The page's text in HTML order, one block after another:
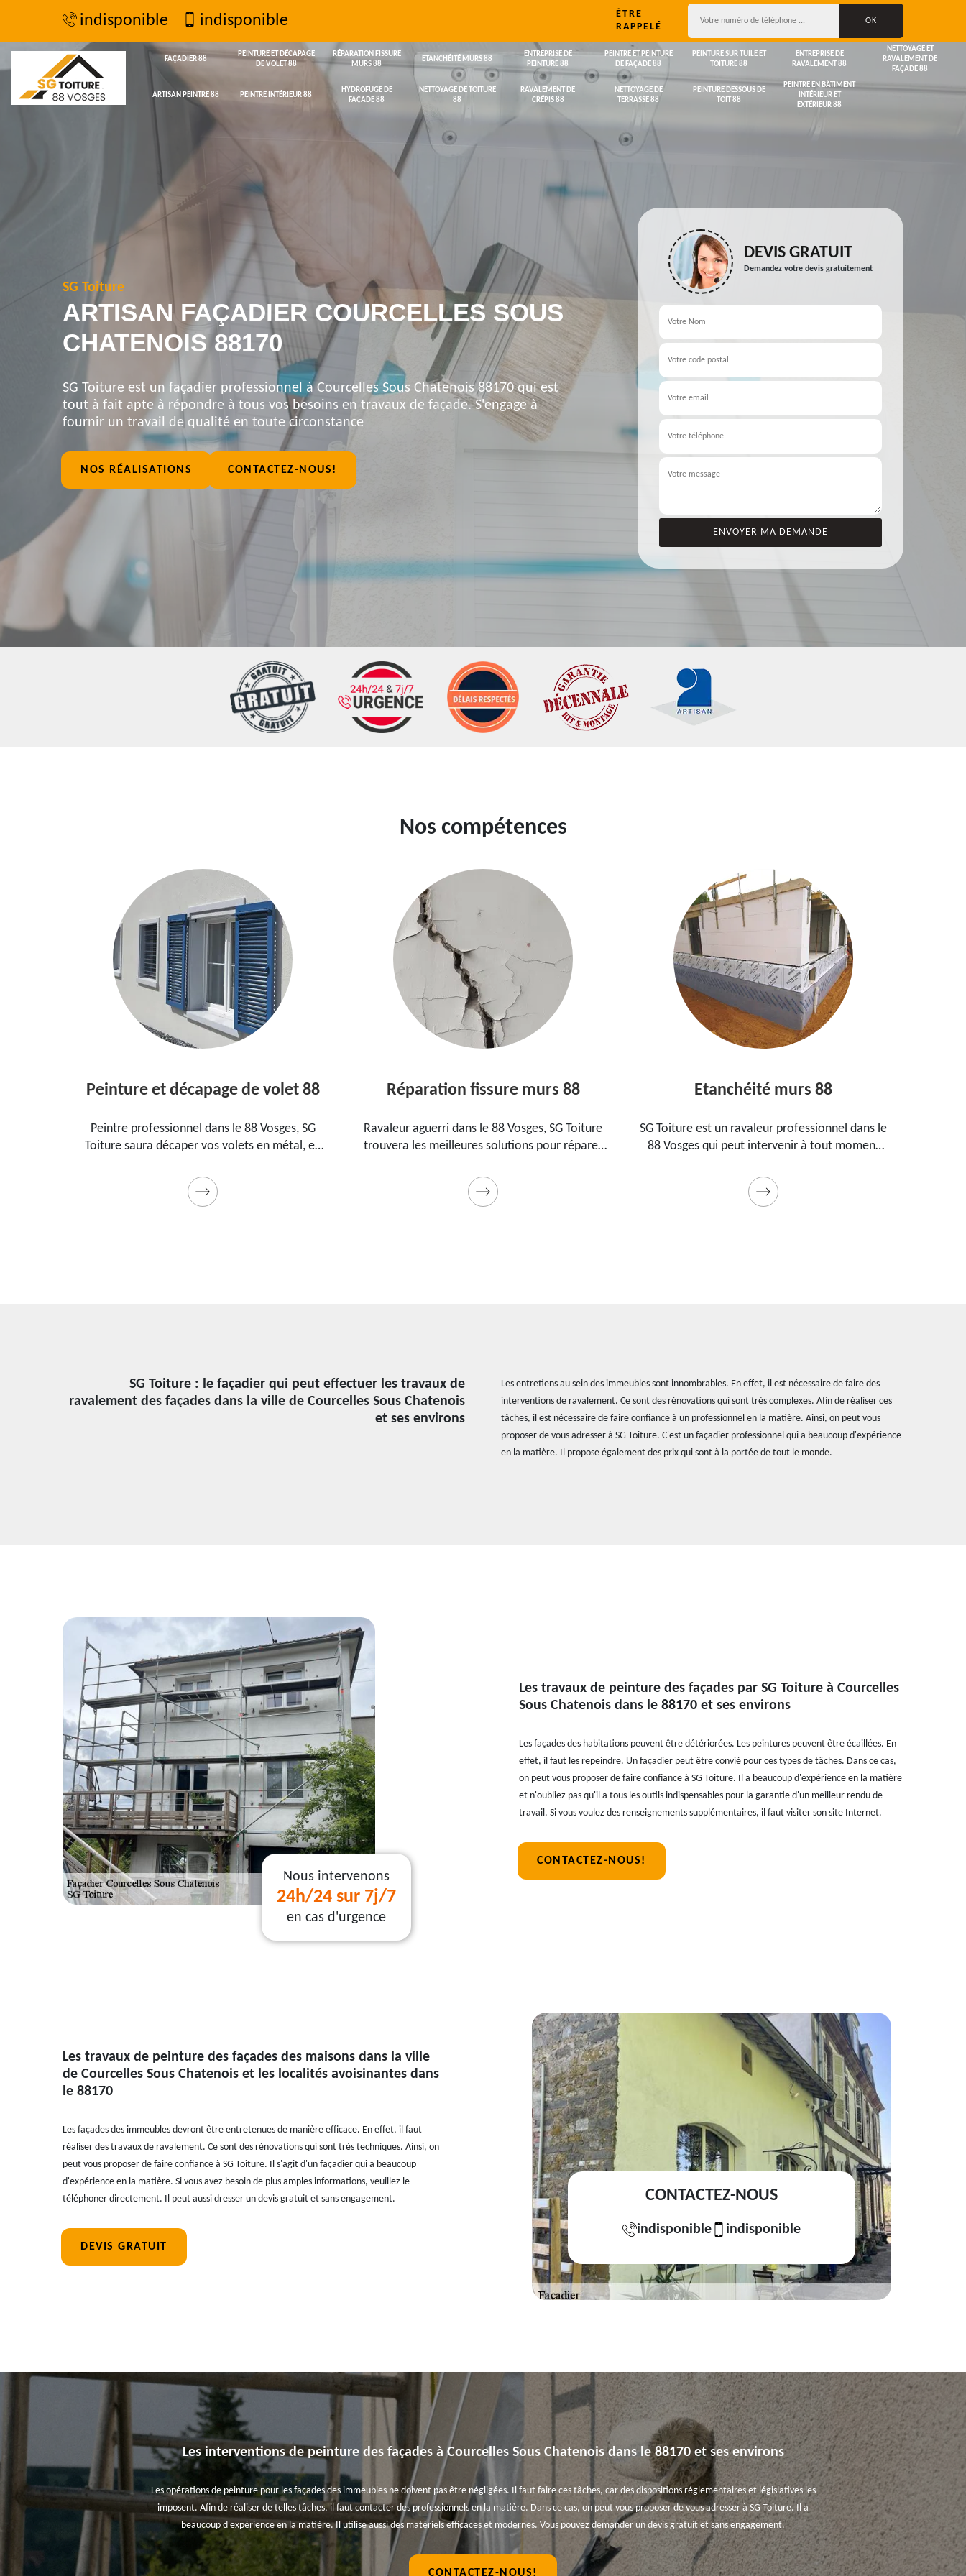
indisponible indisponible
ÊTRE
RAPPELÉ
FAÇADIER 88
PEINTURE ET DÉCAPAGE
DE VOLET 88
RÉPARATION FISSURE
MURS 88
ETANCHÉITÉ MURS 88
ENTREPRISE DE
PEINTURE 88
PEINTRE ET PEINTURE
DE FAÇADE 88
PEINTURE SUR TUILE ET
TOITURE 88
ENTREPRISE DE
RAVALEMENT 88
NETTOYAGE ET
RAVALEMENT DE
FAÇADE 88
ARTISAN PEINTRE 88 PEINTRE INTÉRIEUR 88
HYDROFUGE DE
FAÇADE 88
NETTOYAGE DE TOITURE
88
RAVALEMENT DE
CRÉPIS 88
NETTOYAGE DE
TERRASSE 88
PEINTURE DESSOUS DE
TOIT 88
PEINTRE EN BÂTIMENT
INTÉRIEUR ET
EXTÉRIEUR 88
SG Toiture
ARTISAN FAÇADIER COURCELLES SOUS
CHATENOIS 88170
SG Toiture est un façadier professionnel à Courcelles Sous Chatenois 88170 qui est
tout à fait apte à répondre à tous vos besoins en travaux de façade. S'engage à
fournir un travail de qualité en toute circonstance
NOS RÉALISATIONS CONTACTEZ-NOUS!
DEVIS GRATUIT
Demandez votre devis gratuitement
Nos compétences
Peinture et décapage de volet 88
Peintre professionnel dans le 88 Vosges, SG
Toiture saura décaper vos volets en métal, en
Utilise des produits et des peintures de qualité.
Devis détaillé offert
Réparation fissure murs 88
Ravaleur aguerri dans le 88 Vosges, SG Toiture
trouvera les meilleures solutions pour réparer
qualité et des matériels professionnels. Travaux
garantis décennaux
Etanchéité murs 88
SG Toiture est un ravaleur professionnel dans le
88 Vosges qui peut intervenir à tout moment
pas cher pour ce faire
SG Toiture : le façadier qui peut effectuer les travaux de
ravalement des façades dans la ville de Courcelles Sous Chatenois
et ses environs
Les entretiens au sein des immeubles sont innombrables. En effet, il est nécessaire de faire des
interventions de ravalement. Ce sont des rénovations qui sont très complexes. Afin de réaliser ces
tâches, il est nécessaire de faire confiance à un professionnel en la matière. Ainsi, on peut vous
proposer de vous adresser à SG Toiture. C'est un façadier professionnel qui a beaucoup d'expérience
en la matière. Il propose également des prix qui sont à la portée de tout le monde.
Nous intervenons
24h/24 sur 7j/7
en cas d'urgence
Les travaux de peinture des façades par SG Toiture à Courcelles
Sous Chatenois dans le 88170 et ses environs
Les façades des habitations peuvent être détériorées. Les peintures peuvent être écaillées. En
effet, il faut les repeindre. Un façadier peut être convié pour ces types de tâches. Dans ce cas,
on peut vous proposer de faire confiance à SG Toiture. Il a beaucoup d'expérience en la matière
et n'oubliez pas qu'il a tous les outils indispensables pour la garantie d'un meilleur rendu de
travail. Si vous voulez des renseignements supplémentaires, il faut visiter son site Internet.
CONTACTEZ-NOUS!
Les travaux de peinture des façades des maisons dans la ville
de Courcelles Sous Chatenois et les localités avoisinantes dans
le 88170
Les façades des immeubles devront être entretenues de manière efficace. En effet, il faut
réaliser des travaux de ravalement. Ce sont des rénovations qui sont très techniques. Ainsi, on
peut vous proposer de faire confiance à SG Toiture. Il s'agit d'un façadier qui a beaucoup
d'expérience en la matière. Si vous avez besoin de plus amples informations, veuillez le
téléphoner directement. Il peut aussi dresser un devis gratuit et sans engagement.
DEVIS GRATUIT
CONTACTEZ-NOUS
indisponible indisponible
Les interventions de peinture des façades à Courcelles Sous Chatenois dans le 88170 et ses environs
Les opérations de peinture pour les façades des immeubles ne doivent pas être négligées. Il faut faire ces tâches, car des dispositions réglementaires et législatives les
imposent. Afin de réaliser de telles tâches, il faut contacter des professionnels en la matière. Dans ce cas, on peut vous proposer de vous adresser à SG Toiture. Il a
beaucoup d'expérience en la matière. Il utilise aussi des matériels efficaces et modernes. Vous pouvez demander un devis gratuit et sans engagement.
CONTACTEZ-NOUS!